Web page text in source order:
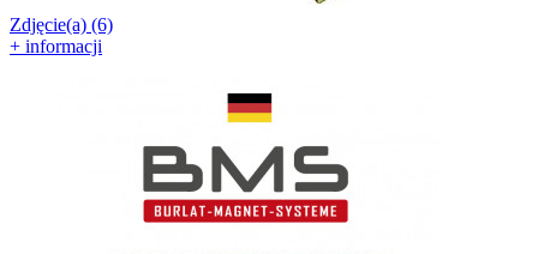
Zdjęcie(a) (6)
+ informacji